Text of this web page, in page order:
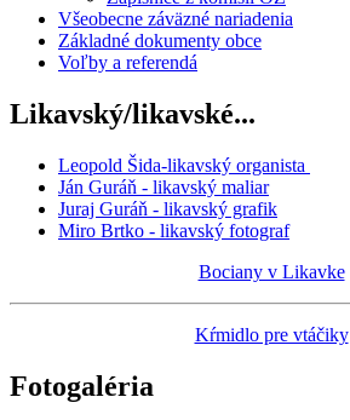
Všeobecne záväzné nariadenia
Základné dokumenty obce
Voľby a referendá
Likavský/likavské...
Leopold Šida-likavský organista
Ján Guráň - likavský maliar
Juraj Guráň - likavský grafik
Miro Brtko - likavský fotograf
Bociany v Likavke
Kŕmidlo pre vtáčiky
Fotogaléria